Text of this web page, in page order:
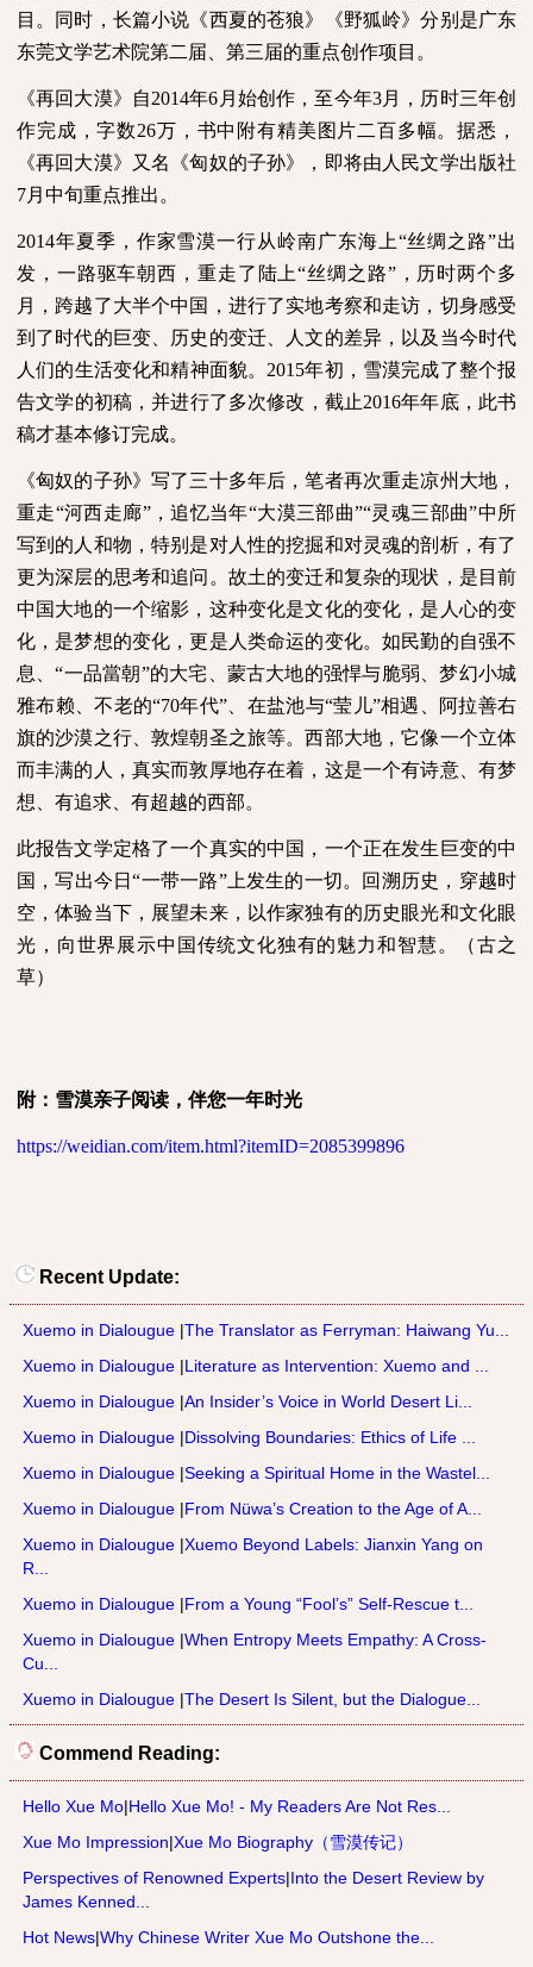
目。同时，长篇小说《西夏的苍狼》《野狐岭》分别是广东
东莞文学艺术院第二届、第三届的重点创作项目。
《再回大漠》自2014年6 月始创作，至今年3月，历时三年创
作完成，字数26万，书中附有精美图片二百多幅。据悉，
《再回大漠》又名《匈奴的子孙》，即将由人民文学出版社
7月中旬重点推出。
2014年夏季，作家雪漠一行从岭南广东海上“丝绸之路”出
发，一路驱车朝西，重走了陆上“丝绸之路”，历时两个多
月，跨越了大半个中国，进行了实地考察和走访，切身感受
到了时代的巨变、历史的变迁、人文的差异，以及当今时代
人们的生活变化和精神面貌。 2015年初，雪漠完成了整个报
告文学的初稿，并进行了多次修改，截止2016年年底，此书
稿才基本修订完成。
《匈奴的子孙》写了三十多年后，笔者再次重走凉州大地，
重走“河西走廊”，追忆当年“大漠三部曲”“灵魂三部曲”中所
写到的人和物，特别是对人性的挖掘和对灵魂的剖析，有了
更为深层的思考和追问。故土的变迁和复杂的现状，是目前
中国大地的一个缩影，这种变化是文化的变化，是人心的变
化，是梦想的变化，更是人类命运的变化。如民勤的自强不
息、“一品當朝”的大宅、蒙古大地的强悍与脆弱、梦幻小城
雅布赖、不老的“70年代”、在盐池与“莹儿”相遇、阿拉善右
旗的沙漠之行、敦煌朝圣之旅等。西部大地，它像一个立体
而丰满的人，真实而敦厚地存在着，这是一个有诗意、有梦
想、有追求、有超越的西部。
此报告文学定格了一个真实的中国，一个正在发生巨变的中
国，写出今日“一带一路”上发生的一切。回溯历史，穿越时
空，体验当下，展望未来，以作家独有的历史眼光和文化眼
光，向世界展示中国传统文化独有的魅力和智慧。（古之
草）
附：雪漠亲子阅读，伴您一年时光
https://weidian.com/item.html?itemID=2085399896
Recent Update:
Xuemo in Dialougue |The Translator as Ferryman: Haiwang Yu...
Xuemo in Dialougue |Literature as Intervention: Xuemo and ...
Xuemo in Dialougue |An Insider’s Voice in World Desert Li...
Xuemo in Dialougue |Dissolving Boundaries: Ethics of Life ...
Xuemo in Dialougue |Seeking a Spiritual Home in the Wastel...
Xuemo in Dialougue |From Nüwa’s Creation to the Age of A...
Xuemo in Dialougue |Xuemo Beyond Labels: Jianxin Yang on
R...
Xuemo in Dialougue |From a Young “Fool’s” Self-Rescue t...
Xuemo in Dialougue |When Entropy Meets Empathy: A Cross-
Cu...
Xuemo in Dialougue |The Desert Is Silent, but the Dialogue...
Commend Reading:
Hello Xue Mo|Hello Xue Mo! - My Readers Are Not Res...
Xue Mo Impression|Xue Mo Biography（雪漠传记）
Perspectives of Renowned Experts|Into the Desert Review by
James Kenned...
Hot News|Why Chinese Writer Xue Mo Outshone the...